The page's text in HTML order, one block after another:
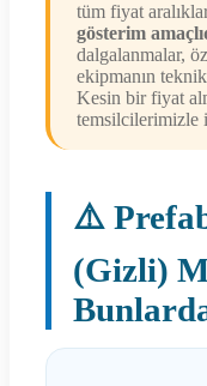
tüm fiyat
gösterim
dalgalanmalar,
ekipmanın
Kesin bir fiyat
temsilcilerimizle
⚠️
(Gizli)